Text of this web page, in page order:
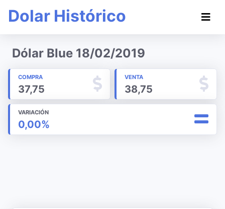
Dolar Histórico
Dólar Blue 18/02/2019
COMPRA
37,75
VENTA
38,75
VARIACIÓN
0,00%